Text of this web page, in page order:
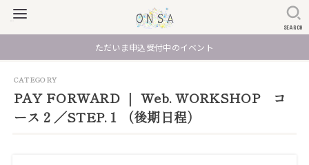
SEARCH
ただいま申込受付中のイベント
PAY FORWARD ｜ Web. WORKSHOP コ
ース２／STEP.１（後期日程）